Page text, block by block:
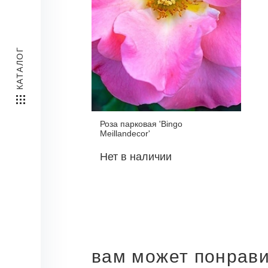
КАТАЛОГ
Роза парковая 'Bingo
Meillandecor'
Нет в наличии
вам может